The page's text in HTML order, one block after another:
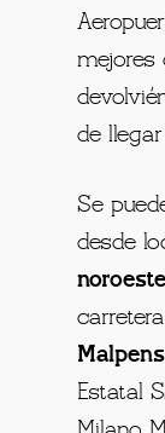
mejores
de
Se
desde
noroeste
Estatal